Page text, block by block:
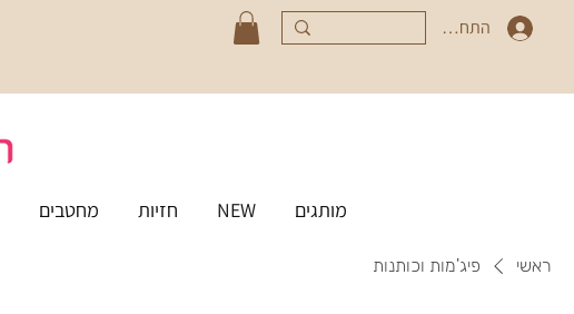
התחברי
מותגים NEW חזיות מחטבים
ראשי פיג'מות וכותנות